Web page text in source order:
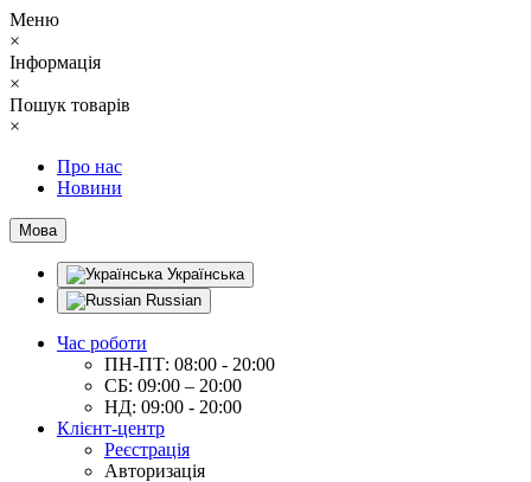
Меню
×
Інформація
×
Пошук товарів
×
Про нас
Новини
Мова
Українська
Russian
Час роботи
ПН-ПТ: 08:00 - 20:00
СБ: 09:00 – 20:00
НД: 09:00 - 20:00
Клієнт-центр
Реєстрація
Авторизація